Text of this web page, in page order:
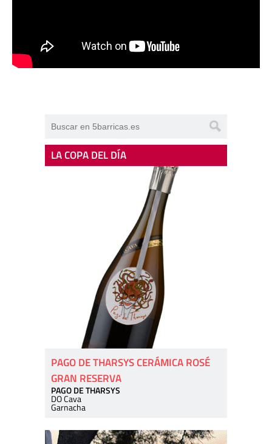
LA COPA DEL DÍA
PAGO DE THARSYS CERÁMICA ROSÉ
GRAN RESERVA
PAGO DE THARSYS
DO Cava
Garnacha